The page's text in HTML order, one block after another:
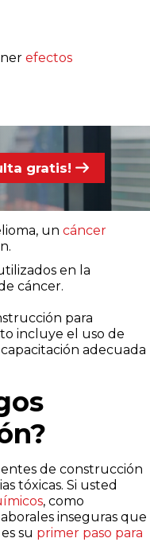
efectos
gratis!
un cáncer
en la
cáncer.
para
incluye el uso de
adecuada
de construcción
tóxicas. Si usted
, como
inseguras que
su primer paso para